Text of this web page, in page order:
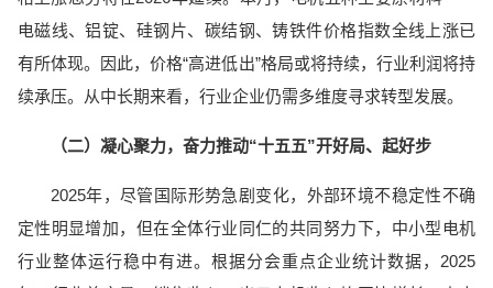
电磁线、铝锭、硅钢片、碳结钢、铸铁件价格指数全线上涨已
有所体现。因此，价格“高进低出”格局或将持续，行业利润将持
续承压。从中长期来看，行业企业仍需多维度寻求转型发展。
（二）凝心聚力，奋力推动“十五五”开好局、起好步
2025年，尽管国际形势急剧变化，外部环境不稳定性不确
定性明显增加，但在全体行业同仁的共同努力下，中小型电机
行业整体运行稳中有进。根据分会重点企业统计数据，2025